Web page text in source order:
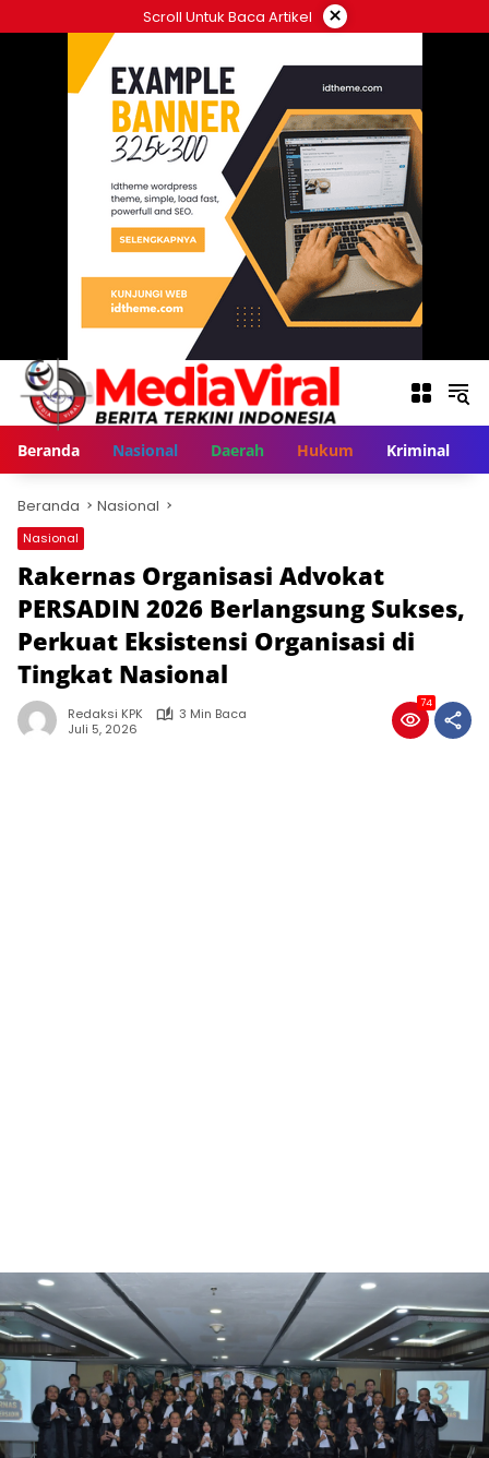
ke
Scroll Untuk Baca Artikel ×
Beranda Nasional Daerah Hukum Kriminal
Beranda Nasional
Nasional
Rakernas Organisasi Advokat
PERSADIN 2026 Berlangsung Sukses,
Perkuat Eksistensi Organisasi di
Tingkat Nasional
Redaksi KPK
3 Min Baca
Juli 5, 2026
74